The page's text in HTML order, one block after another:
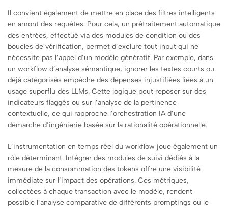
Il convient également de mettre en place des filtres intelligents
en amont des requêtes. Pour cela, un prétraitement automatique
des entrées, effectué via des modules de condition ou des
boucles de vérification, permet d’exclure tout input qui ne
nécessite pas l’appel d’un modèle génératif. Par exemple, dans
un workflow d’analyse sémantique, ignorer les textes courts ou
déjà catégorisés empêche des dépenses injustifiées liées à un
usage superflu des LLMs. Cette logique peut reposer sur des
indicateurs flaggés ou sur l’analyse de la pertinence
contextuelle, ce qui rapproche l’orchestration IA d’une
démarche d’ingénierie basée sur la rationalité opérationnelle.
L’instrumentation en temps réel du workflow joue également un
rôle déterminant. Intégrer des modules de suivi dédiés à la
mesure de la consommation des tokens offre une visibilité
immédiate sur l’impact des opérations. Ces métriques,
collectées à chaque transaction avec le modèle, rendent
possible l’analyse comparative de différents promptings ou le